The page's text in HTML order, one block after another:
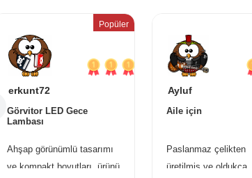
Popüler
erkunt72
Görvitor LED Gece
Lambası
Ahşap görünümlü tasarımı
ve kompakt boyutları, ürünü
Ayluf
Aile için
Paslanmaz çelikten
üretilmiş ve oldukça